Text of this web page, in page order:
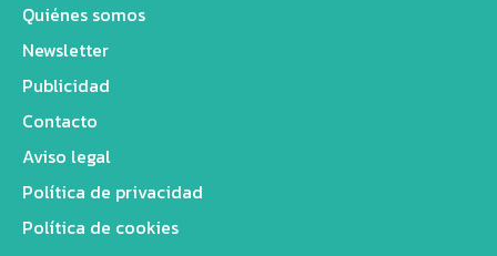
Quiénes somos
Newsletter
Publicidad
Contacto
Aviso legal
Política de privacidad
Política de cookies